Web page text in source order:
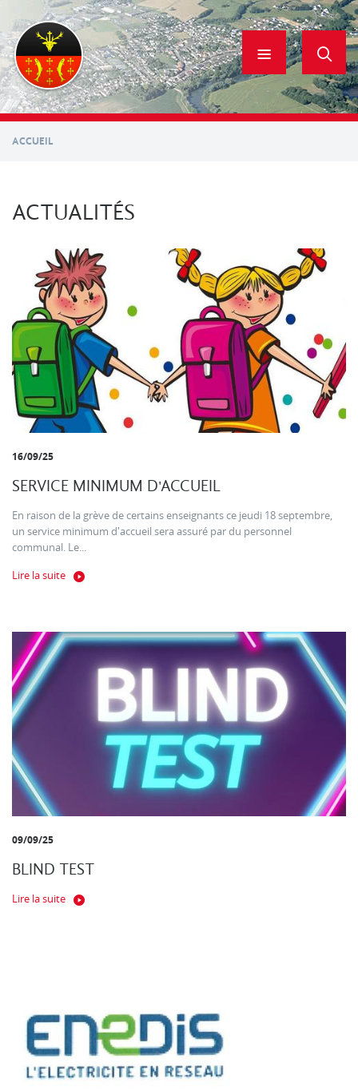
contenu
principal
ACCUEIL
ACTUALITÉS
16/09/25
SERVICE MINIMUM D'ACCUEIL
En raison de la grève de certains enseignants ce jeudi 18 septembre,
un service minimum d'accueil sera assuré par du personnel
communal. Le...
Lire la suite
09/09/25
BLIND TEST
Lire la suite